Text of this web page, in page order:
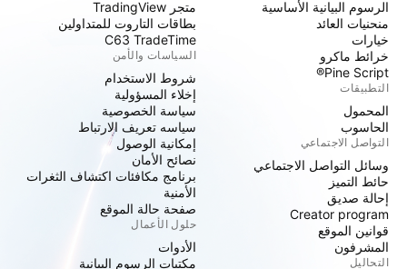
الرسوم البيانية الأساسية
منحنيات العائد
خيارات
خرائط ماكرو
Pine Script®
التطبيقات
المحمول
الحاسوب
التواصل الاجتماعي
وسائل التواصل الاجتماعي
حائط التميز
إحالة صديق
Creator program
قوانين الموقع
المشرفون
التحاليل
متجر TradingView
بطاقات التاروت للمتداولين
C63 TradeTime
السياسات والأمن
شروط الاستخدام
إخلاء المسؤولية
سياسة الخصوصية
سياسه تعريف الارتباط
إمكانية الوصول
نصائح الأمان
برنامج مكافئات اكتشاف الثغرات
الأمنية
صفحة حالة الموقع
حلول الأعمال
الأدوات
مكتبات الرسوم البيانية